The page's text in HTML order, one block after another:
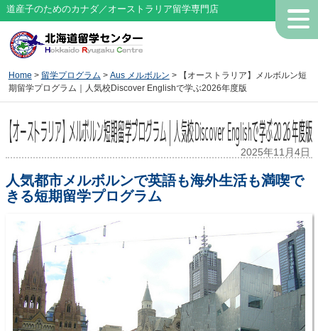
道産子のためのカナダ／オーストラリア留学専門店
Home > 留学プログラム > Aus メルボルン > 【オーストラリア】メルボルン短
期留学プログラム｜人気校Discover Englishで学ぶ2026年度版
【オーストラリア】メルボルン短期留学プログラム｜人気校Discover Englishで学ぶ2026年度版
2025年11月4日
人気都市メルボルンで英語も海外生活も満喫で
きる短期留学プログラム